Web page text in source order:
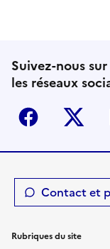
Suivez-nous sur
les réseaux
Facebook
Contact et
Rubriques du site